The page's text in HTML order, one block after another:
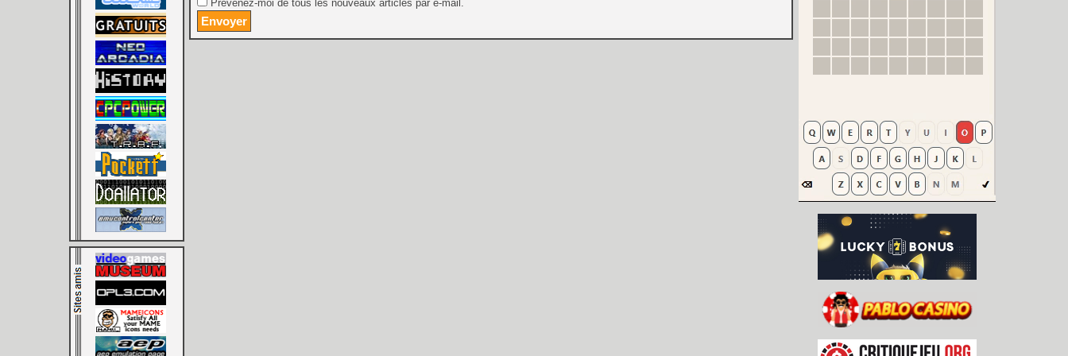
Prévenez-moi de tous les nouveaux articles par e-mail.